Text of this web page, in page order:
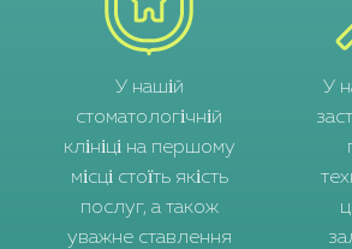
У нашій
стоматологічній
клініці на першому
місці стоїть якість
послуг, а також
уважне ставлення
У